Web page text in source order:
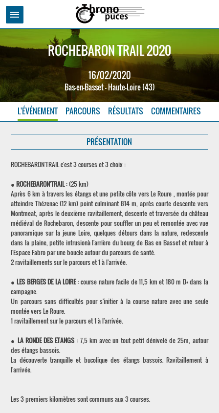
menu
ROCHEBARON TRAIL 2020
16/02/2020
Bas-en-Basset - Haute-Loire (43)
L'ÉVÉNEMENT PARCOURS RÉSULTATS COMMENTAIRES
PRÉSENTATION
ROCHEBARON'TRAIL c'est 3 courses et 3 choix :
●ROCHEBARON'TRAIL: (25 km)
Après 6 km à travers les étangs et une petite côte vers Le Roure , montée pour
atteindre Thézenac (12 km) point culminant 814 m, après courte descente vers
Montmeat, après le deuxième ravitaillement, descente et traversée du château
médiéval de Rochebaron, descente pour souffler un peu et remontée avec vue
panoramique sur la jeune Loire, quelques détours dans la nature, redescente
dans la plaine, petite intrusionà l'arrière du bourg de Bas en Basset et retour à
l'Espace Fabro par une boucle autour du parcours de santé.
2 ravitaillements sur le parcours et 1 à l'arrivée.
●LES BERGES DE LA LOIRE: course nature facile de 11,5 km et 180 m D+ dans la
campagne.
Un parcours sans difficultés pour s'initier à la course nature avec une seule
montée vers Le Roure.
1 ravitaillement sur le parcours et 1 à l'arrivée.
● LA RONDE DES ETANGS : 7,5 km avec un tout petit dénivelé de 25m, autour
des étangs bassois.
La découverte tranquille et bucolique des étangs bassois. Ravitaillement à
l'arrivée.
Les 3 premiers kilomètres sont communs aux 3 courses.